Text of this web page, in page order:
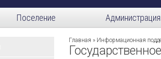
Поселение Администрация
Главная » Информационная